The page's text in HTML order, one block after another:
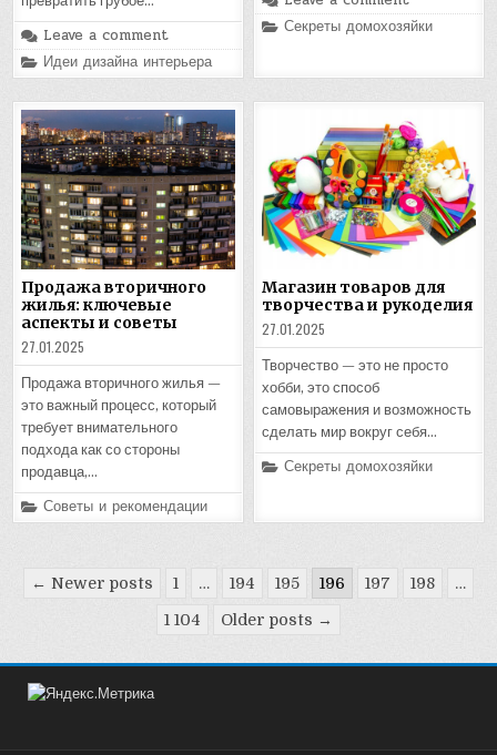
Leave a comment
Posted
in
Идеи дизайна интерьера
Posted
Секреты домохозяйки
Продажа вторичного
жилья: ключевые
аспекты и советы
27.01.2025
Продажа вторичного жилья —
это важный процесс, который
требует внимательного
подхода как со стороны
продавца,…
Posted
in
Советы и рекомендации
Магазин товаров для
творчества и рукоделия
27.01.2025
Творчество — это не просто
хобби, это способ
самовыражения и возможность
сделать мир вокруг себя…
Posted
Секреты домохозяйки
Пагинация
← Newer posts 1 … 194 195 196 197 198 …
1 104 Older posts →